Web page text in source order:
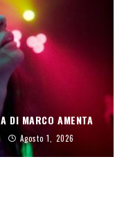
DI MARCO AMENTA
Agosto 1, 2026